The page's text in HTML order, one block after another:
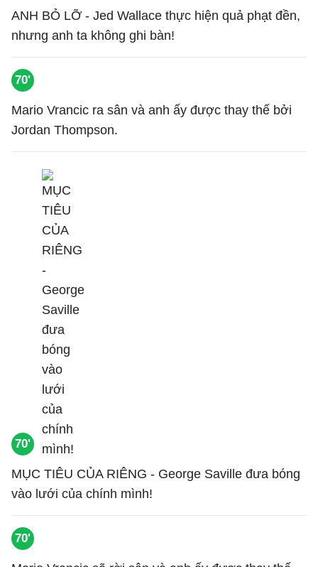
ANH BỎ LỠ - Jed Wallace thực hiện quả phạt đền,
nhưng anh ta không ghi bàn!
70'
Mario Vrancic ra sân và anh ấy được thay thế bởi
Jordan Thompson.
70'
MỤC TIÊU CỦA RIÊNG - George Saville đưa bóng
vào lưới của chính mình!
70'